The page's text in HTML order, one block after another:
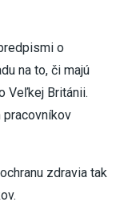
o
na to, či majú
Veľkej Británii.
pracovníkov
zdravia tak